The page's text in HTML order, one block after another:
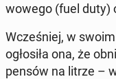
wo­we­go (fuel duty)
Wcze­śniej, w
ogło­si­ła ona, że
pensów na litrze –